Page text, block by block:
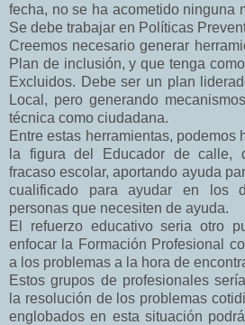
fecha, no se ha acometido ninguna
Se debe trabajar en Políticas
Creemos necesario generar
Plan de inclusión, y que tenga
Excluidos. Debe ser un plan
Local, pero generando
técnica como ciudadana.
Entre estas herramientas, podemos
la figura del Educador de calle,
fracaso escolar, aportando ayuda
cualificado para ayudar en los
personas que necesiten de ayuda.
El refuerzo educativo seria otro
enfocar la Formación Profesional
a los problemas a la hora de
Estos grupos de profesionales
la resolución de los problemas
englobados en esta situación